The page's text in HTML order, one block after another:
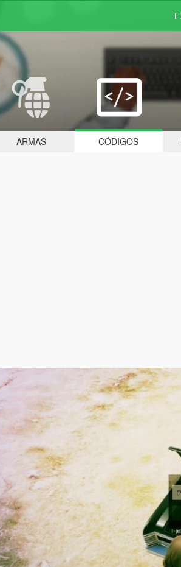
ARMAS CÓDIGOS